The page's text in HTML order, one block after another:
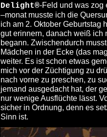
Delight®-Feld und was zog
–monat musste ich die
ich am 2. Oktober Geburtstag
gut erinnern, danach weiß ich
begann. Zwischendurch
Mädchen in der Ecke (das
weiter. Es ist schon etwas
mich vor der Züchtigung zu
nach vorne zu preschen, zu
jemand ausgedacht hat, der
nur wenige Ausflüchte lässt.
sicher in Ordnung, denn es
Sinn ist.